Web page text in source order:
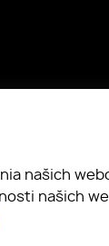
našich
našich